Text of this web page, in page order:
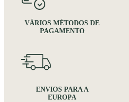
VÁRIOS MÉTODOS DE
PAGAMENTO
ENVIOS PARA A
EUROPA